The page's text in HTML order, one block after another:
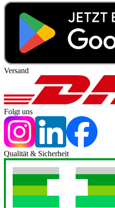
Versand
Folgt uns
Qualität & Sicherheit